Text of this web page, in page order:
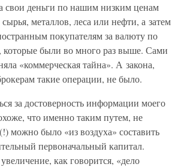
свои деньги по нашим низким ценам
металлов, леса или нефти, а затем
покупателям за валюту по
были во много раз выше. Сами
«коммерческая тайна». А закона,
такие операции, не было.
за достоверность информации моего
что именно таким путем, не
можно было «из воздуха» составить
первоначальный капитал.
как говорится, «дело